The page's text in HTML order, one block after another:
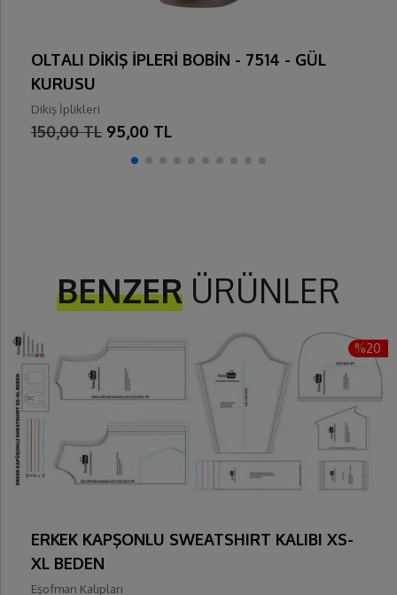
OLTALI DİKİŞ İPLERİ BOBİN - 7514 - GÜL
KURUSU
Dikiş İplikleri
150,00 TL 95,00 TL
BENZER ÜRÜNLER
%20
ERKEK KAPŞONLU SWEATSHIRT KALIBI XS-
XL BEDEN
Eşofman Kalıpları